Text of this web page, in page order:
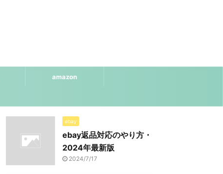
amazon
ebay
ebay返品対応のやり方・
2024年最新版
2024/7/17